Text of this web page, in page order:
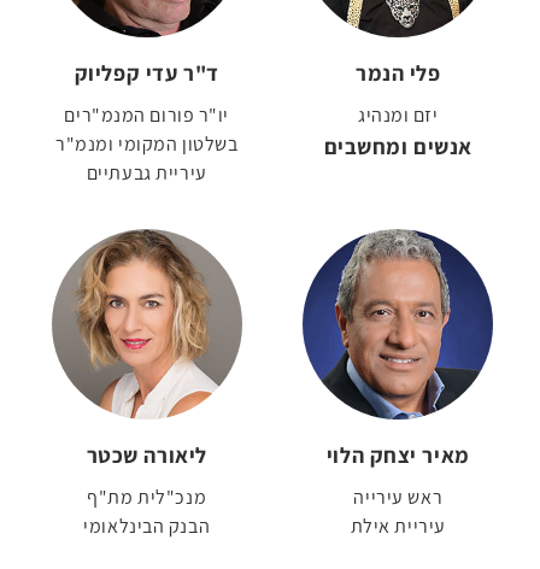
פלי הנמר
יזם ומנהיג
אנשים ומחשבים
ד"ר עדי קפליוק
יו"ר פורום המנמ"רים
בשלטון המקומי ומנמ"ר
עיריית גבעתיים
מאיר יצחק הלוי
ראש עירייה
עיריית אילת
ליאורה שכטר
מנכ"לית מת"ף
הבנק הבינלאומי